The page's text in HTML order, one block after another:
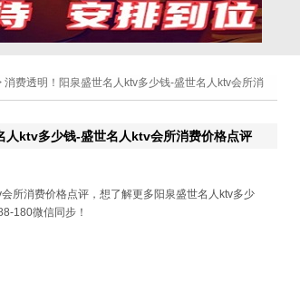
消费透明！阳泉盛世名人ktv多少钱-盛世名人ktv会所消
人ktv多少钱-盛世名人ktv会所消费价格点评
所消费价格点评，想了解更多阳泉盛世名人ktv多少
180微信同步！